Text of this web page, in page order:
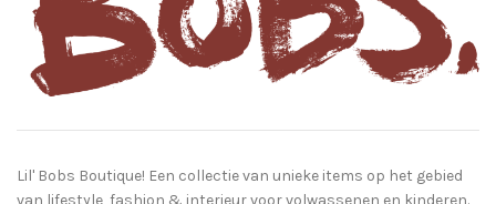
Lil' Bobs Boutique! Een collectie van unieke items op het gebied
van lifestyle, fashion & interieur voor volwassenen en kinderen.